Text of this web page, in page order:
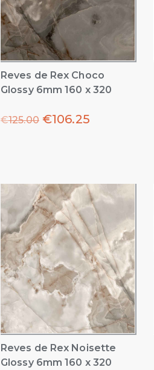
Reves de Rex Choco
Glossy 6mm 160 x 320
€125.00 €106.25
Reves de Rex Noisette
Glossy 6mm 160 x 320